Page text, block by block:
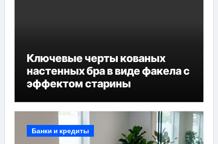
Ключевые черты кованых
настенных бра в виде факела с
эффектом старины
Банки и кредиты